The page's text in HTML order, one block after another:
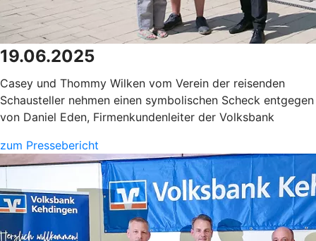
19.06.2025
Casey und Thommy Wilken vom Verein der reisenden
Schausteller nehmen einen symbolischen Scheck entgegen
von Daniel Eden, Firmenkundenleiter der Volksbank
zum Pressebericht